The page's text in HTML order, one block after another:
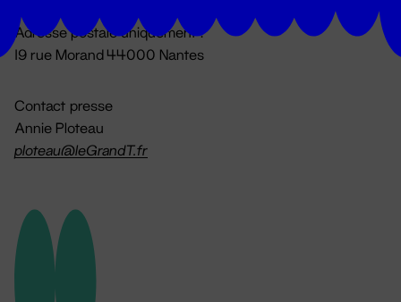
Adresse postale uniquement :
19 rue Morand 44000 Nantes
Contact presse
Annie Ploteau
ploteau@leGrandT.fr